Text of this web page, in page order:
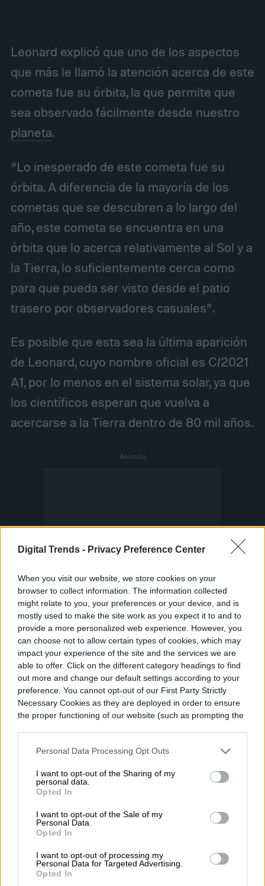
Digital Trends - Privacy Preference Center
When you visit our website, we store cookies on your
browser to collect information. The information collected
might relate to you, your preferences or your device, and is
mostly used to make the site work as you expect it to and to
provide a more personalized web experience. However, you
can choose not to allow certain types of cookies, which may
impact your experience of the site and the services we are
able to offer. Click on the different category headings to find
out more and change our default settings according to your
preference. You cannot opt-out of our First Party Strictly
Necessary Cookies as they are deployed in order to ensure
the proper functioning of our website (such as prompting the
Personal Data Processing Opt Outs
I want to opt-out of the Sharing of my
personal data.
Opted In
I want to opt-out of the Sale of my
Personal Data.
Opted In
I want to opt-out of processing my
Personal Data for Targeted Advertising.
Opted In
Leonard explicó que uno de los aspectos
que más le llamó la atención acerca de este
cometa fue su órbita, la que permite que
sea observado fácilmente desde nuestro
planeta.
“Lo inesperado de este cometa fue su
órbita. A diferencia de la mayoría de los
cometas que se descubren a lo largo del
año, este cometa se encuentra en una
órbita que lo acerca relativamente al Sol y a
la Tierra, lo suficientemente cerca como
para que pueda ser visto desde el patio
trasero por observadores casuales”.
Es posible que esta sea la última aparición
de Leonard, cuyo nombre oficial es C/2021
A1, por lo menos en el sistema solar, ya que
los científicos esperan que vuelva a
acercarse a la Tierra dentro de 80 mil años.
El astrónomo espera que el paso cercano